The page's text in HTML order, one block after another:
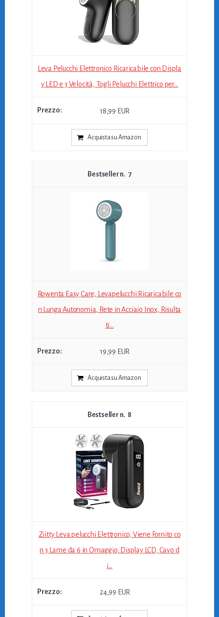
Leva Pelucchi Elettronico Ricaricabile con Displa
y LED e 3 Velocità, Togli Pelucchi Elettrico per...
18,99 EUR
Acquista su Amazon
7
Rowenta Easy Care, Levapelucchi Ricaricabile co
n Lunga Autonomia, Rete in Acciaio Inox, Risulta
ti...
19,99 EUR
Acquista su Amazon
8
Ziitty Leva pelucchi Elettronico, Viene Fornito co
n 3 Lame da 6 in Omaggio, Display LCD, Cavo d
i...
24,99 EUR